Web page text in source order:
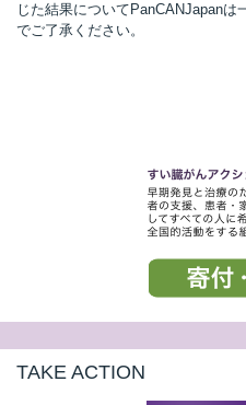
じた結果についてPanCANJapan
でご了承ください。
TAKE ACTION